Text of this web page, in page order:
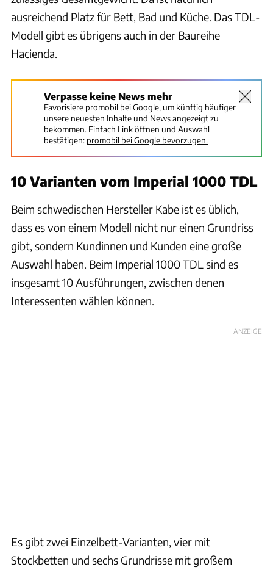
ausreichend Platz für Bett, Bad und Küche. Das TDL-
Modell gibt es übrigens auch in der Baureihe
Hacienda.
Verpasse keine News mehr
Favorisiere promobil bei Google, um künftig häufiger
unsere neuesten Inhalte und News angezeigt zu
bekommen. Einfach Link öffnen und Auswahl
bestätigen: promobil bei Google bevorzugen.
10 Varianten vom Imperial 1000 TDL
Beim schwedischen Hersteller Kabe ist es üblich,
dass es von einem Modell nicht nur einen Grundriss
gibt, sondern Kundinnen und Kunden eine große
Auswahl haben. Beim Imperial 1000 TDL sind es
insgesamt 10 Ausführungen, zwischen denen
Interessenten wählen können.
ANZEIGE
Es gibt zwei Einzelbett-Varianten, vier mit
Stockbetten und sechs Grundrisse mit großem